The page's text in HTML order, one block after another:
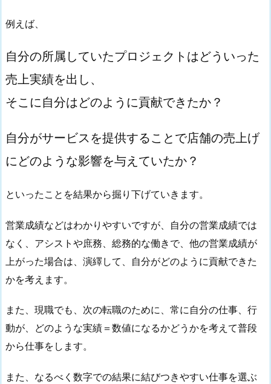
例えば、
自分の所属していたプロジェクトはどういった
売上実績を出し、
そこに自分はどのように貢献できたか？
自分がサービスを提供することで店舗の売上げ
にどのような影響を与えていたか？
といったことを結果から掘り下げていきます。
営業成績などはわかりやすいですが、自分の営業成績では
なく、アシストや庶務、総務的な働きで、他の営業成績が
上がった場合は、演繹して、自分がどのように貢献できた
かを考えます。
また、現職でも、次の転職のために、常に自分の仕事、行
動が、どのような実績＝数値になるかどうかを考えて普段
から仕事をします。
また、なるべく数字での結果に結びつきやすい仕事を選ぶ